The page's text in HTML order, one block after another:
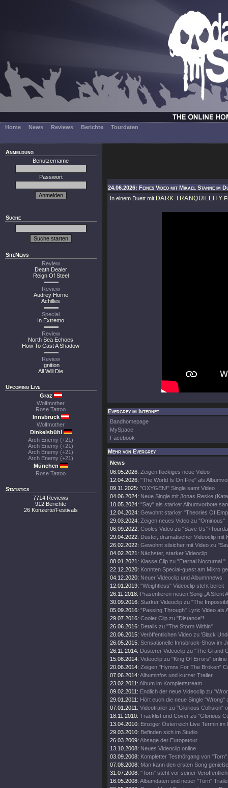
Home News Reviews Berichte Tourdaten
Anmeldung
Benutzername
Passwort
Suche
SiteNews
Review
Death Dealer
Reign Of Steel
Review
Audrey Horne
Achilles
Special
In Extremo
Review
North Sea Echoes
How To Cast A Shadow
Review
Ignition
All Will Die
Upcoming Live
Graz
Wolfmother
Rose Tattoo
Innsbruck
Wolfmother
Dinkelsbühl
Arch Enemy (+21)
Arch Enemy (+21)
Arch Enemy (+21)
Arch Enemy (+21)
München
Rose Tattoo
Statistics
7714 Reviews
912 Berichte
26 Konzerte/Festivals
24.06.2026: Feines Video mit Mikael Stanne im
In einem Duett mit DARK TRANQUILLITY
Evergrey im Internet
Bandhomepage
MySpace
Facebook
Mehr von Evergrey
News
06.05.2026: Zeigen flockiges neue Video
12.04.2026: "The World Is On Fire" als
09.11.2025: "OXYGEN!" Single samt Video
04.06.2024: Neue Single mit Jonas Reske
10.05.2024: "Say" als starker Albumvorbote
12.04.2024: Gewohnt starker "Theories Of
29.03.2024: Zeigen neues Video zu "Ominous"
06.09.2022: Cooles Video zu "Save
29.04.2022: Düster, dramatischer Videoclip mit
26.02.2022: Gewohnt silsicher mit Video zu
04.02.2021: Nächster, starker Videoclip
08.01.2021: Klasse Clip zu "Eternal Nocturnal "
22.12.2020: Konnten Special-guest am Mikro
04.12.2020: Neuer Videoclip und Albumnnews
12.01.2019: "Weightless" Videoclip steht bereit
26.11.2018: Präsentieren neuen Song „A Silent
30.09.2016: Starker Videoclip zu "The
05.09.2016: "Passing Through" Lyric Video als
29.07.2016: Cooler Clip zu "Distance"!
26.06.2016: Details zu "The Storm Within"
20.06.2015: Veröffentlichen Video zu 'Black
26.05.2015: Sensationelle Innsbruck-Show im
26.11.2014: Düsterer Videoclip zu "The Grand
15.08.2014: Videoclip zu "King Of Errors" online
20.06.2014: Zeigen "Hymns For The Broken"
07.06.2014: Albuminfos und kurzer Trailer.
23.02.2011: Album im Komplettstream
09.02.2011: Endlich der neue Videoclip zu
29.01.2011: Hört euch die neue Single "Wrong"
07.01.2011: Videotrailer zu "Glorious Collision"
18.11.2010: Tracklist und Cover zu "Glorious
13.04.2010: Einziger Österreich Live Termin im
29.03.2010: Befinden sich im Studio
26.03.2009: Absage der Europatour.
13.10.2008: Neues Videoclip online
03.09.2008: Kompletter Testhörgang von
07.08.2008: Man kann den ersten Song
31.07.2008: "Torn" steht vor seiner
16.05.2008: Albumdaten und neuer "Torn"